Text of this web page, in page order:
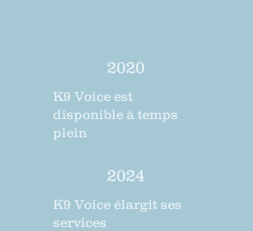
2020
K9 Voice est
disponible à temps
plein
2024
K9 Voice élargit ses
services